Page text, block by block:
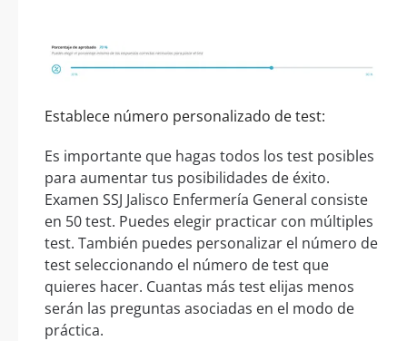
Establece número personalizado de test:
Es importante que hagas todos los test posibles
para aumentar tus posibilidades de éxito.
Examen SSJ Jalisco Enfermería General consiste
en 50 test. Puedes elegir practicar con múltiples
test. También puedes personalizar el número de
test seleccionando el número de test que
quieres hacer. Cuantas más test elijas menos
serán las preguntas asociadas en el modo de
práctica.